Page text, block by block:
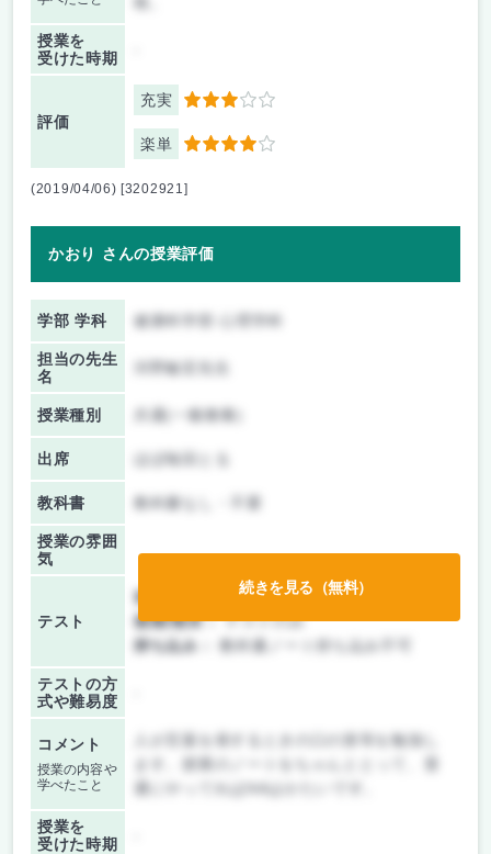
授業を
受けた時期
評価
充実 3
楽単 4
(2019/04/06) [3202921]
かおり さんの授業評価
学部 学科 健康科学部 心理学科
担当の先生
名
河野敏宏先生
授業種別 共通(一般教養)
出席 ほぼ毎回とる
教科書 教科書なし・不要
授業の雰囲
気
テスト
前期/中間：
テストのみ
後期/期末：テストのみ
持ち込み：
教科書ノート持ち込み不可
テストの方
式や難易度
コメント
授業の内容や
学べたこと
人が言葉を発するときの口の形等を勉強し
授業を
受けた時期
続きを見る（無料）